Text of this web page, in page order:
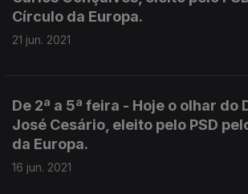
Círculo da Europa.
21 jun. 2021
De 2ª a 5ª feira - Hoje o olhar do
José Cesário, eleito pelo PSD
da Europa.
16 jun. 2021